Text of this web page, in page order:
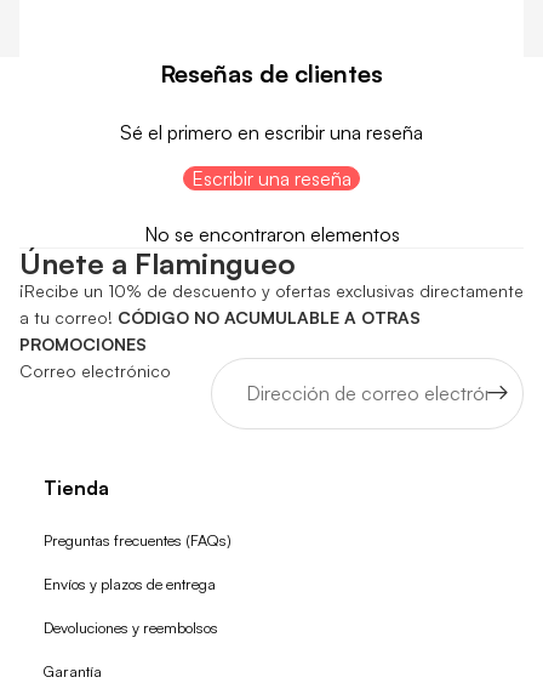
Reseñas de clientes
Sé el primero en escribir una reseña
Escribir una reseña
No se encontraron elementos
Únete a Flamingueo
¡Recibe un 10% de descuento y ofertas exclusivas directamente
a tu correo! CÓDIGO NO ACUMULABLE A OTRAS
PROMOCIONES
Correo electrónico
Tienda
Preguntas frecuentes (FAQs)
Envíos y plazos de entrega
Devoluciones y reembolsos
Garantía